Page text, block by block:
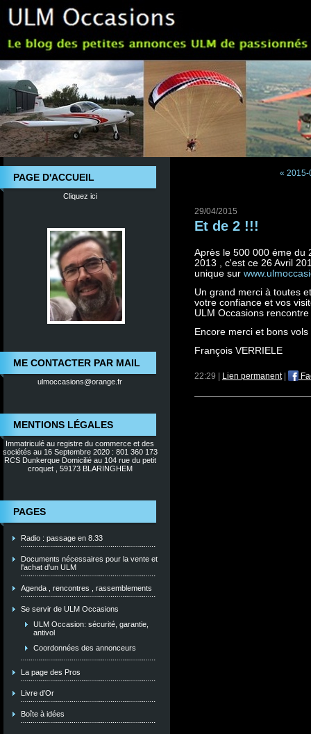
PAGE D'ACCUEIL
Cliquez ici
ME CONTACTER PAR MAIL
ulmoccasions@orange.fr
MENTIONS LÉGALES
Immatriculé au registre du commerce et des
sociétés au 16 Septembre 2020 : 801 360 173
RCS Dunkerque Domicilié au 104 rue du petit
croquet , 59173 BLARINGHEM
PAGES
Radio : passage en 8.33
Documents nécessaires pour la vente et
l'achat d'un ULM
Agenda , rencontres , rassemblements
Se servir de ULM Occasions
ULM Occasion: sécurité, garantie,
antivol
Coordonnées des annonceurs
La page des Pros
Livre d'Or
Boîte à idées
« 2015-
29/04/2015
Et de 2 !!!
Après le 500 000 éme du
2013 , c'est ce 26 Avril
unique sur
Un grand merci à toutes
votre confiance et vos
ULM Occasions
Encore merci et bons
François VERRIELE
22:29 | Lien permanent|